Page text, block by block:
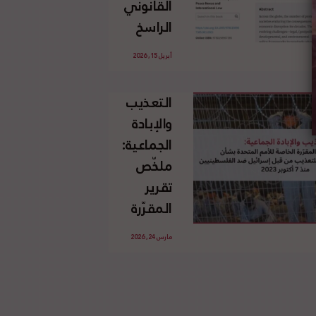
الإسرائيلي
غير
القانوني
الفلسطينية
القانوني
الراسخ
للاجئين
وحقهم
في العودة
بموجب
القانون
الدولي
أبريل 15, 2026
التعذيب
والإبادة
الجماعية:
ملخّص
تقرير
المقرّرة
الخاصة
مارس 24, 2026